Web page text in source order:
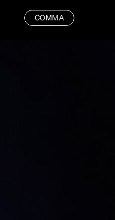
COMMA